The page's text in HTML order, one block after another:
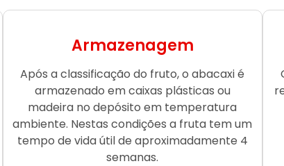
Armazenagem
Após a classificação do fruto, o abacaxi é
armazenado em caixas plásticas ou
madeira no depósito em temperatura
ambiente. Nestas condições a fruta tem um
tempo de vida útil de aproximadamente 4
semanas.